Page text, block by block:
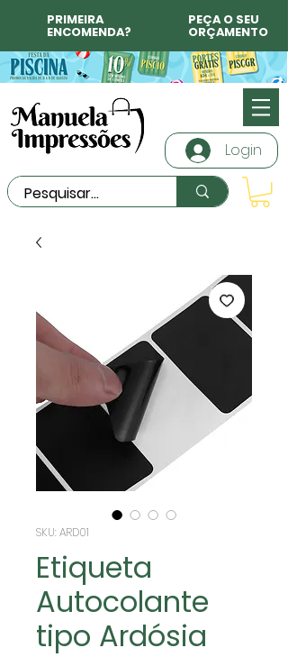
PRIMEIRA
ENCOMENDA?
PEÇA O SEU
ORÇAMENTO
Login
SKU: ARD01
Etiqueta
Autocolante
tipo Ardósia